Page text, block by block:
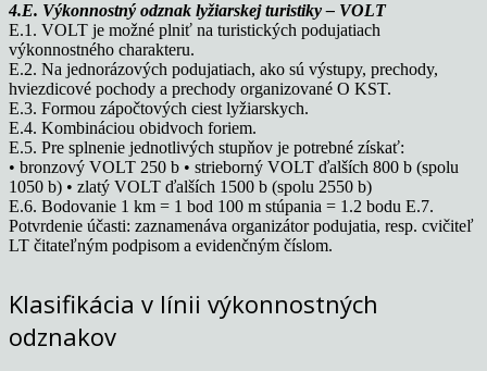
4.E. Výkonnostný odznak lyžiarskej turistiky – VOLT
E.1. VOLT je možné plniť na turistických podujatiach
výkonnostného charakteru.
E.2. Na jednorázových podujatiach, ako sú výstupy, prechody,
hviezdicové pochody a prechody organizované O KST.
E.3. Formou zápočtových ciest lyžiarskych.
E.4. Kombináciou obidvoch foriem.
E.5. Pre splnenie jednotlivých stupňov je potrebné získať:
• bronzový VOLT 250 b • strieborný VOLT ďalších 800 b (spolu
1050 b) • zlatý VOLT ďalších 1500 b (spolu 2550 b)
E.6. Bodovanie 1 km = 1 bod 100 m stúpania = 1.2 bodu E.7.
Potvrdenie účasti: zaznamenáva organizátor podujatia, resp. cvičiteľ
LT čitateľným podpisom a evidenčným číslom.
Klasifikácia v línii výkonnostných
odznakov